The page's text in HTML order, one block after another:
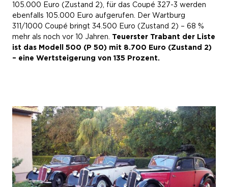
105.000 Euro (Zustand 2), für das Coupé 327-3 werden
ebenfalls 105.000 Euro aufgerufen. Der Wartburg
311/1000 Coupé bringt 34.500 Euro (Zustand 2) – 68 %
mehr als noch vor 10 Jahren. Teuerster Trabant der Liste
ist das Modell 500 (P 50) mit 8.700 Euro (Zustand 2)
– eine Wertsteigerung von 135 Prozent.